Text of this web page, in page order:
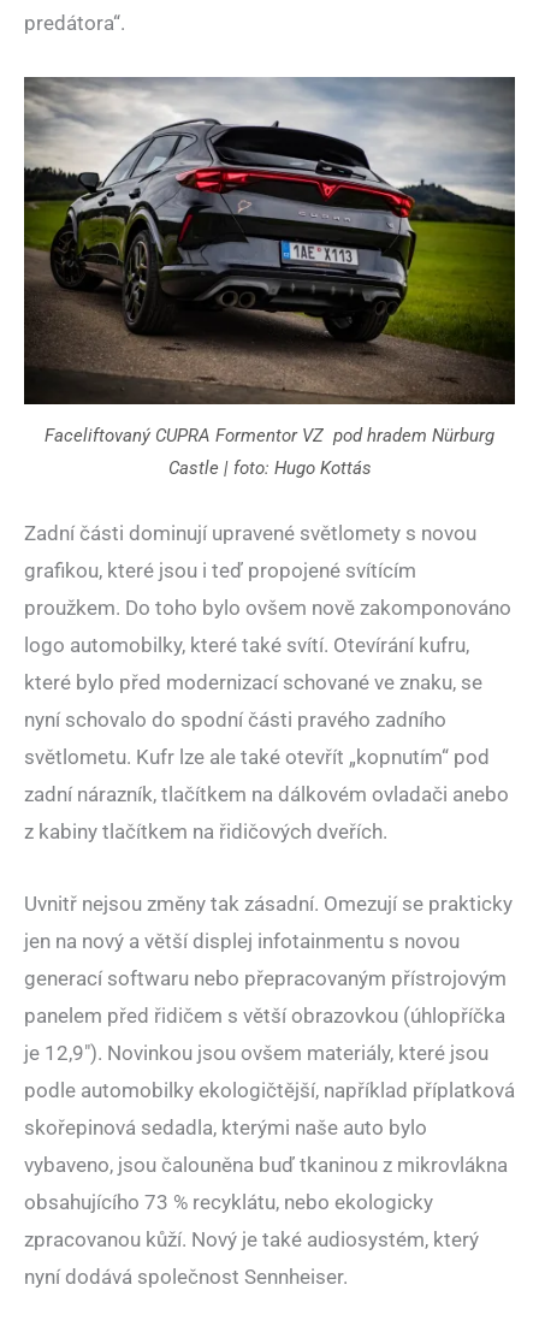
predátora“.
Faceliftovaný CUPRA Formentor VZ pod hradem Nürburg
Castle | foto: Hugo Kottás
Zadní části dominují upravené světlomety s novou
grafikou, které jsou i teď propojené svítícím
proužkem. Do toho bylo ovšem nově zakomponováno
logo automobilky, které také svítí. Otevírání kufru,
které bylo před modernizací schované ve znaku, se
nyní schovalo do spodní části pravého zadního
světlometu. Kufr lze ale také otevřít „kopnutím“ pod
zadní nárazník, tlačítkem na dálkovém ovladači anebo
z kabiny tlačítkem na řidičových dveřích.
Uvnitř nejsou změny tak zásadní. Omezují se prakticky
jen na nový a větší displej infotainmentu s novou
generací softwaru nebo přepracovaným přístrojovým
panelem před řidičem s větší obrazovkou (úhlopříčka
je 12,9″). Novinkou jsou ovšem materiály, které jsou
podle automobilky ekologičtější, například příplatková
skořepinová sedadla, kterými naše auto bylo
vybaveno, jsou čalouněna buď tkaninou z mikrovlákna
obsahujícího 73 % recyklátu, nebo ekologicky
zpracovanou kůží. Nový je také audiosystém, který
nyní dodává společnost Sennheiser.